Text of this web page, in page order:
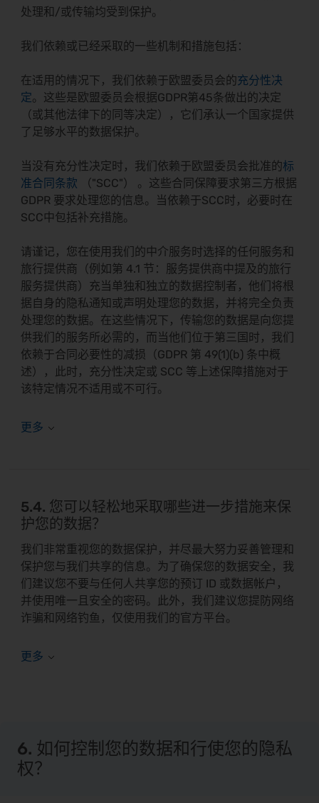
处理和/或传输均受到保护。
我们依赖或已经采取的一些机制和措施包括：
在适用的情况下，我们依赖于欧盟委员会的充分性决
定。这些是欧盟委员会根据GDPR第45条做出的决定
（或其他法律下的同等决定），它们承认一个国家提供
了足够水平的数据保护。
当没有充分性决定时，我们依赖于欧盟委员会批准的标
准合同条款
（"SCC"） 。这些合同保障要求第三方根据
GDPR 要求处理您的信息。当依赖于SCC时，必要时在
SCC中包括补充措施。
请谨记，您在使用我们的中介服务时选择的任何服务和
旅行提供商（例如第 4.1 节：服务提供商中提及的旅行
服务提供商）充当单独和独立的数据控制者，他们将根
据自身的隐私通知或声明处理您的数据，并将完全负责
处理您的数据。在这些情况下，传输您的数据是向您提
供我们的服务所必需的，而当他们位于第三国时，我们
依赖于合同必要性的减损（GDPR 第 49(1)(b) 条中概
述），此时，充分性决定或 SCC 等上述保障措施对于
该特定情况不适用或不可行。
5.4. 您可以轻松地采取哪些进一步措施来保
护您的数据？
我们非常重视您的数据保护，并尽最大努力妥善管理和
保护您与我们共享的信息。为了确保您的数据安全，我
们建议您不要与任何人共享您的预订 ID 或数据帐户，
并使用唯一且安全的密码。此外，我们建议您提防网络
诈骗和网络钓鱼，仅使用我们的官方平台。
6. 如何控制您的数据和行使您的隐私
权？